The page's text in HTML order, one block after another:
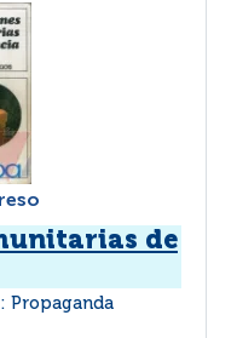
de
Propaganda